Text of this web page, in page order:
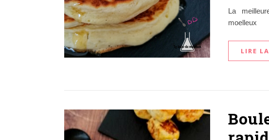
La
moelleux
LIRE